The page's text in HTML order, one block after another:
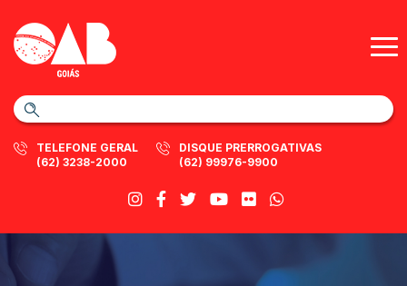
TELEFONE GERAL
(62) 3238-2000
DISQUE PRERROGATIVAS
(62) 99976-9900